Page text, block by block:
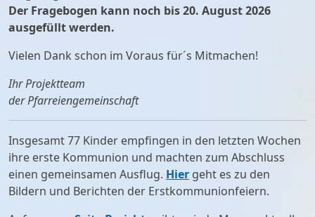
Der Fragebogen kann noch bis 20. August 2026
ausgefüllt werden.
Vielen Dank schon im Voraus für´s Mitmachen!
Ihr Projektteam
der Pfarreiengemeinschaft
Insgesamt 77 Kinder empfingen in den letzten Wochen
ihre erste Kommunion und machten zum Abschluss
einen gemeinsamen Ausflug. Hier geht es zu den
Bildern und Berichten der Erstkommunionfeiern.